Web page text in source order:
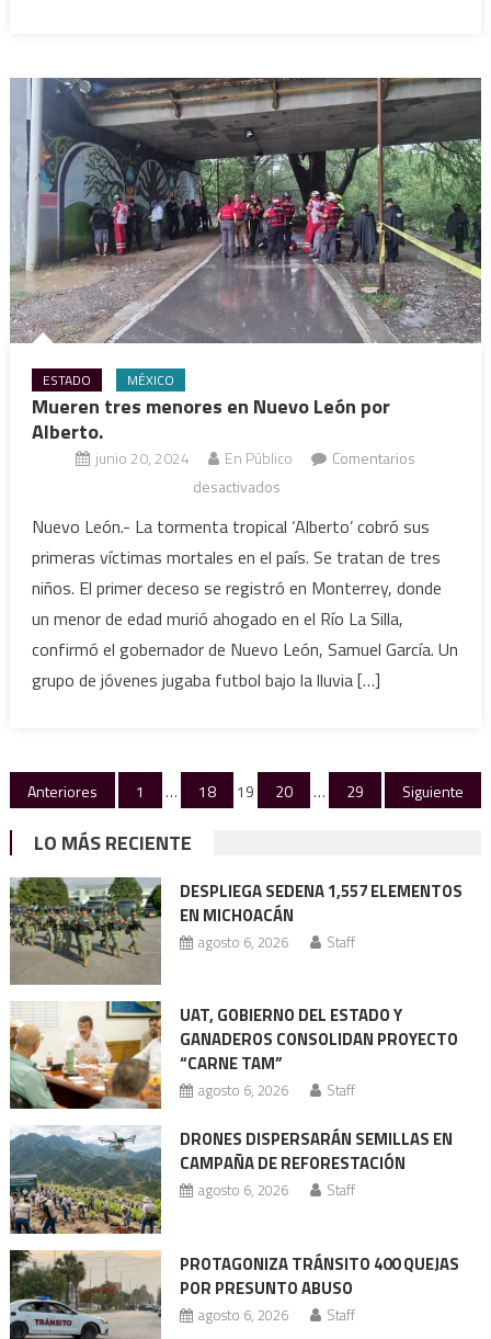
ESTADO MÉXICO
Mueren tres menores en Nuevo León por
Alberto.
junio 20, 2024 En Público
Comentarios
desactivadosen
tres
menores
en
Nuevo
León
por
Nuevo León.- La tormenta tropical ‘Alberto’ cobró sus
primeras víctimas mortales en el país. Se tratan de tres
niños. El primer deceso se registró en Monterrey, donde
un menor de edad murió ahogado en el Río La Silla,
confirmó el gobernador de Nuevo León, Samuel García. Un
grupo de jóvenes jugaba futbol bajo la lluvia […]
Paginación
de
entradas
Anteriores 1 … 18 19 20 … 29 Siguiente
LO MÁS RECIENTE
DESPLIEGA SEDENA 1,557 ELEMENTOS
EN MICHOACÁN
agosto 6, 2026 Staff
UAT, GOBIERNO DEL ESTADO Y
GANADEROS CONSOLIDAN PROYECTO
“CARNE TAM”
agosto 6, 2026 Staff
DRONES DISPERSARÁN SEMILLAS EN
CAMPAÑA DE REFORESTACIÓN
agosto 6, 2026 Staff
PROTAGONIZA TRÁNSITO 400 QUEJAS
POR PRESUNTO ABUSO
agosto 6, 2026 Staff